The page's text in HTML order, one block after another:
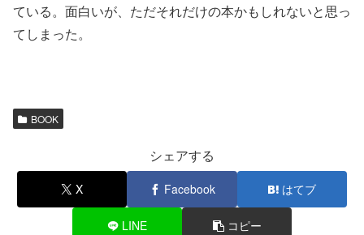
ている。面白いが、ただそれだけの本かもしれないと思っ
てしまった。
BOOK
シェアする
X Facebook はてブ
LINE コピー